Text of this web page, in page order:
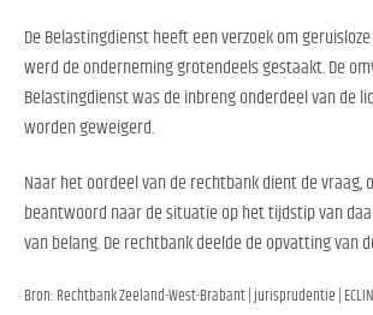
De Belastingdienst heeft een verzoek om
werd de onderneming grotendeels gestaakt. De
Belastingdienst was de inbreng onderdeel van de
worden geweigerd.
Naar het oordeel van de rechtbank dient de
beantwoord naar de situatie op het tijdstip van
van belang. De rechtbank deelde de opvatting
Bron: Rechtbank Zeeland-West-Brabant | jurisprudentie |